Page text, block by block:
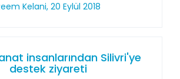
Kelani, 20 Eylül 2018
insanlarından Silivri'ye
destek ziyareti